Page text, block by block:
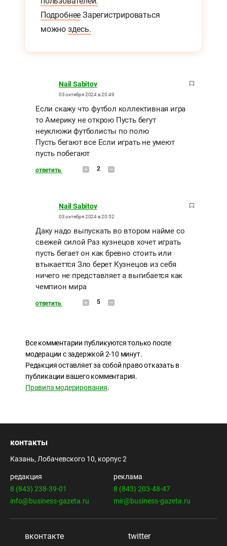
Подробнее Зарегистрироваться
можно здесь.
Nail Sabitov
03 октября 2024 в 20:49
Если скажу что футбол коллективная игра
то Америку не открою Пусть бегут
неуклюжи футболисты по полю
Пусть бегают все Если играть не умеют
пусть побегают
ответить 2
Nail Sabitov
03 октября 2024 в 20:52
Даку надо выпускать во втором найме со
свежей силой Раз кузнецов хочет играть
пусть бегает он как бревно стоить или
втыкаеттся Зло берет Кузнецов из себя
ничего не представляет а выгибается как
чемпион мира
ответить 5
Все комментарии публикуются только после
модерации с задержкой 2-10 минут.
Редакция оставляет за собой право отказать в
публикации вашего комментария.
Правила модерирования.
контакты
Казань, Лобачевского 10, корпус 2
редакция
8 (843) 238-39-01
info@business-gazeta.ru
реклама
8 (843) 203-48-47
mir@business-gazeta.ru
вконтакте twitter